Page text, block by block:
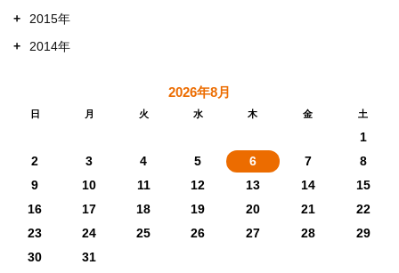
+
2015年
+
2014年
2026年8月
日 月 火 水 木 金 土
1
2
3 4 5 6 7
8
9
10 11 12 13 14
15
16
17 18 19 20 21
22
23
24 25 26 27 28
29
30
31